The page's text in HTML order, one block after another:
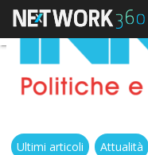
Ultimi articoli Attualità